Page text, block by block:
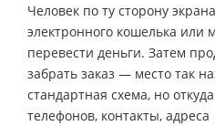
Человек по ту сторону
электронного кошелька или
перевести деньги. Затем
забрать заказ — место так
стандартная схема, но
телефонов, контакты,